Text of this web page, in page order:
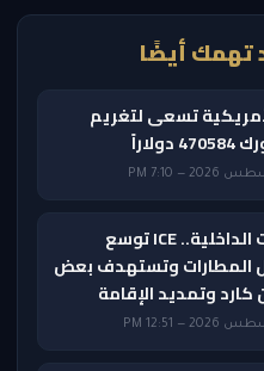
تهمك أيضًا
تسعى لتغريم
حتى في الرحلات الداخلية.. ICE توسع
المطارات وتستهدف بعض
وتمديد الإقامة